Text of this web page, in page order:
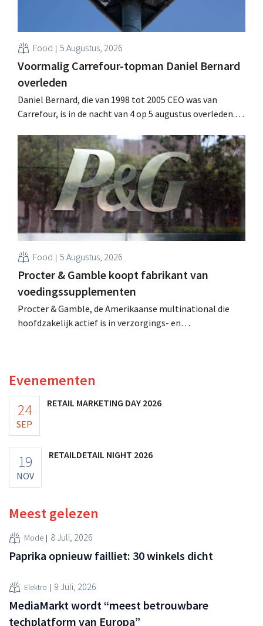
Food 5 Augustus, 2026
Voormalig Carrefour-topman Daniel Bernard
overleden
Daniel Bernard, die van 1998 tot 2005 CEO was van
Carrefour, is in de nacht van 4 op 5 augustus overleden.
retailer, realiseerde de fusie met Promodès en nam
toenmalig Belgisch marktleider GB over.
Food 5 Augustus, 2026
Procter & Gamble koopt fabrikant van
voedingssupplementen
Procter & Gamble, de Amerikaanse multinational die
hoofdzakelijk actief is in verzorgings- en
Evenementen
24
SEP
RETAIL MARKETING DAY 2026
19
NOV
RETAILDETAIL NIGHT 2026
Meest gelezen
Mode 8 Juli, 2026
Paprika opnieuw failliet: 30 winkels dicht
Elektro 9 Juli, 2026
MediaMarkt wordt “meest betrouwbare
techplatform van Europa”